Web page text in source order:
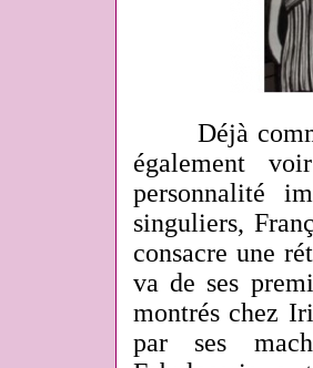
Déjà
également
personnalité
singuliers,
consacre une
va de ses
montrés chez
par ses